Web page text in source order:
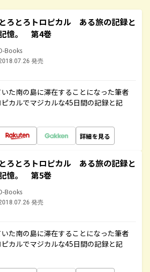
とろとろトロピカル ある旅の記録と
憶。 第4巻
Books
発売
た南の島に滞在することになった筆者
カルでマジカルな45日間の記録と記
詳細を見る
とろとろトロピカル ある旅の記録と
憶。 第5巻
Books
発売
た南の島に滞在することになった筆者
カルでマジカルな45日間の記録と記